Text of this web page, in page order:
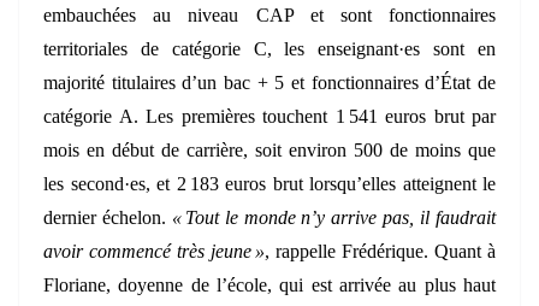
embauchées au niveau CAP et sont fonctionnaires
territoriales de catégorie C, les enseignant·es sont en
majorité titulaires d’un bac + 5 et fonctionnaires d’État de
catégorie A. Les premières touchent 1 541 euros brut par
mois en début de carrière, soit environ 500 de moins que
les second·es, et 2 183 euros brut lorsqu’elles atteignent le
dernier échelon. « Tout le monde n’y arrive pas, il faudrait
avoir commencé très jeune », rappelle Frédérique. Quant à
Floriane, doyenne de l’école, qui est arrivée au plus haut